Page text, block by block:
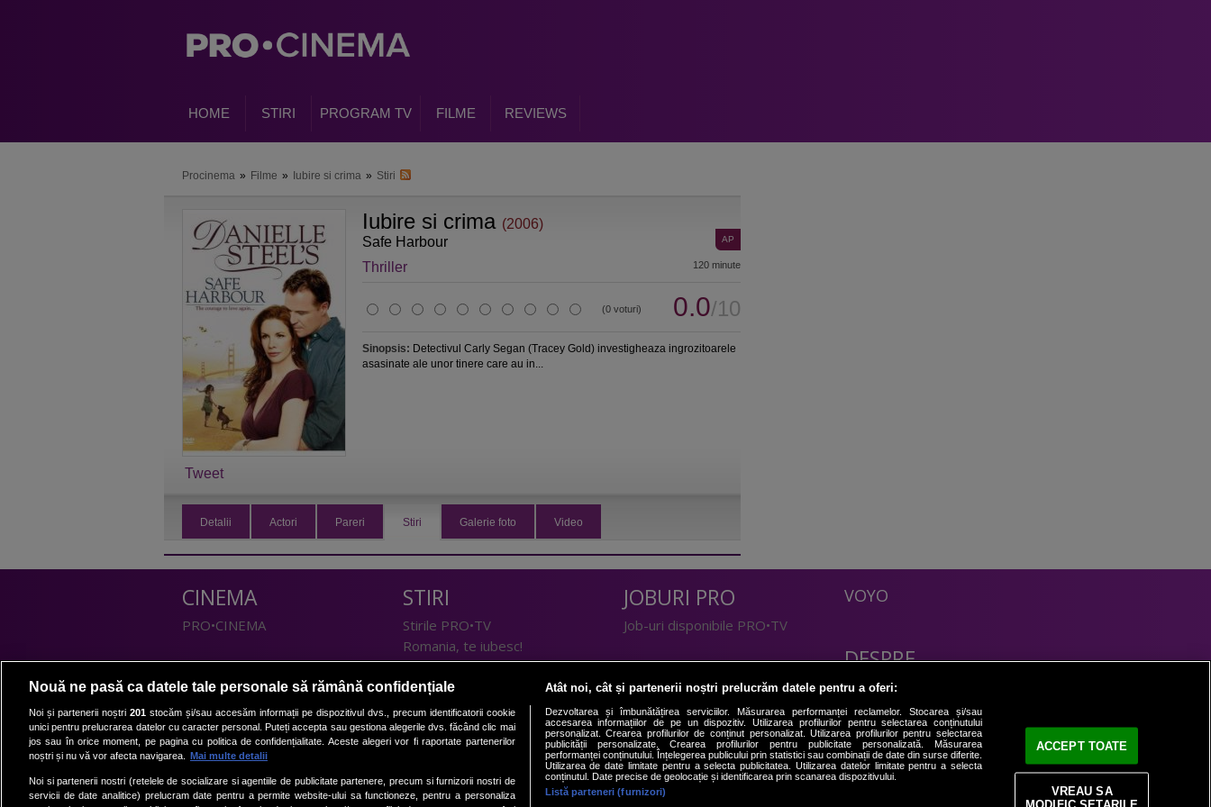
HOME STIRI PROGRAM TV FILME REVIEWS
Procinema » Filme » Iubire si crima » Stiri
Tweet
Iubire si crima (2006)
Safe Harbour
AP
Thriller 120 minute
(0 voturi) 0.0/10
Sinopsis: Detectivul Carly Segan (Tracey Gold) investigheaza ingrozitoarele
asasinate ale unor tinere care au in...
Detalii Actori Pareri Stiri Galerie foto Video
CINEMA
PRO•CINEMA
DIVERTISMENT
PRO•TV
Romanii au talent
Vocea Romaniei
Las Fierbinti
La Maruta
STIRI
Stirile PRO•TV
Romania, te iubesc!
TEHNOLOGIE
I Like IT
SPORT
JOBURI PRO
Job-uri disponibile PRO•TV
LIFESTYLE
Doctor de Bine
Acasă
Acasă Gold
Perfecte
DeBarbati
VOYO
DESPRE
Politica Confidentialitate
Contact
Nouă ne pasă ca datele tale personale să rămână confidențiale
Noi și partenerii noștri 201stocăm și/sau accesăm informații pe dispozitivul dvs., precum identificatorii cookie
unici pentru prelucrarea datelor cu caracter personal. Puteți accepta sau gestiona alegerile dvs. făcând clic mai
jos sau în orice moment, pe pagina cu politica de confidențialitate. Aceste alegeri vor fi raportate partenerilor
noștri și nu vă vor afecta navigarea.
Mai multe detalii
Noi si partenerii nostri (retelele de socializare si agentiile de publicitate partenere, precum si furnizorii nostri de
servicii de date analitice) prelucram date pentru a permite website-ului sa functioneze, pentru a personaliza
Atât noi, cât și partenerii noștri prelucrăm datele pentru a oferi:
Dezvoltarea și îmbunătățirea serviciilor. Măsurarea performanței reclamelor. Stocarea și/sau
accesarea informațiilor de pe un dispozitiv. Utilizarea profilurilor pentru selectarea conținutului
personalizat. Crearea profilurilor de conținut personalizat. Utilizarea profilurilor pentru selectarea
publicității personalizate. Crearea profilurilor pentru publicitate personalizată. Măsurarea
performanței conținutului. Înțelegerea publicului prin statistici sau combinații de date din surse diferite.
Utilizarea de date limitate pentru a selecta publicitatea. Utilizarea datelor limitate pentru a selecta
conținutul. Date precise de geolocație și identificarea prin scanarea dispozitivului.
Listă parteneri (furnizori)
ACCEPT TOATE
VREAU SA
MODIFIC SETARILE